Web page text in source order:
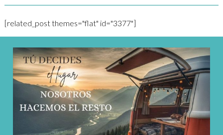
[related_post themes="flat" id="3377"]